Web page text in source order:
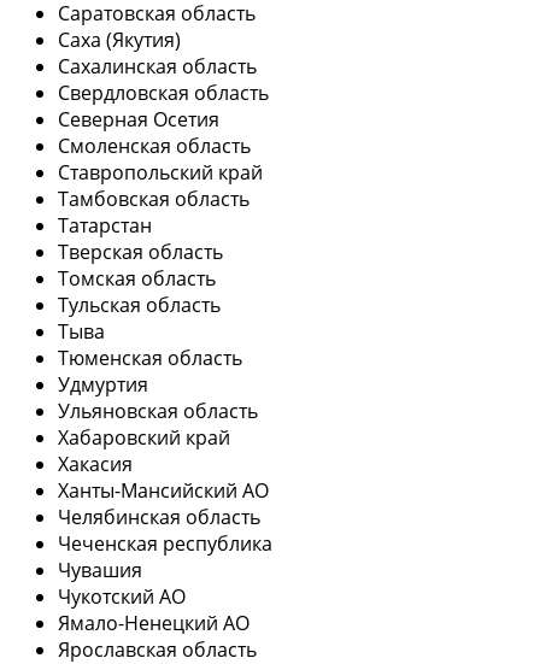
Саратовская область
Саха (Якутия)
Сахалинская область
Свердловская область
Северная Осетия
Смоленская область
Ставропольский край
Тамбовская область
Татарстан
Тверская область
Томская область
Тульская область
Тыва
Тюменская область
Удмуртия
Ульяновская область
Хабаровский край
Хакасия
Ханты-Мансийский АО
Челябинская область
Чеченская республика
Чувашия
Чукотский АО
Ямало-Ненецкий АО
Ярославская область